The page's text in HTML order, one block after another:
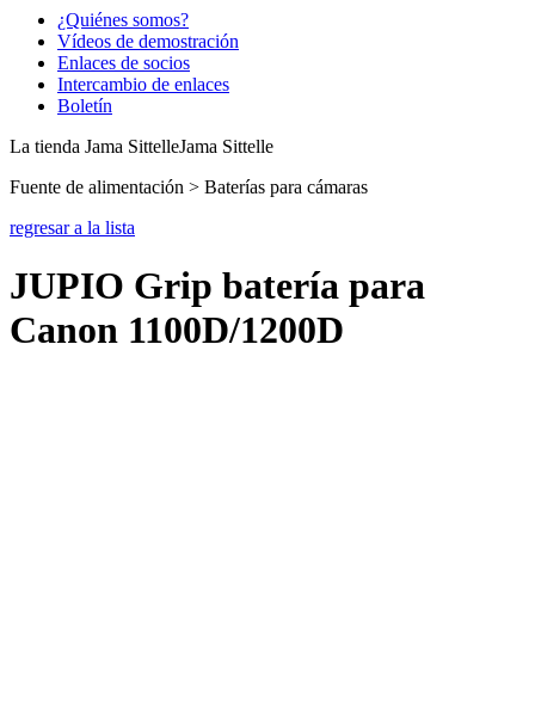
¿Quiénes somos?
Vídeos de demostración
Enlaces de socios
Intercambio de enlaces
Boletín
La tienda Jama SittelleJama Sittelle
Fuente de alimentación > Baterías para cámaras
regresar a la lista
JUPIO Grip batería para
Canon 1100D/1200D